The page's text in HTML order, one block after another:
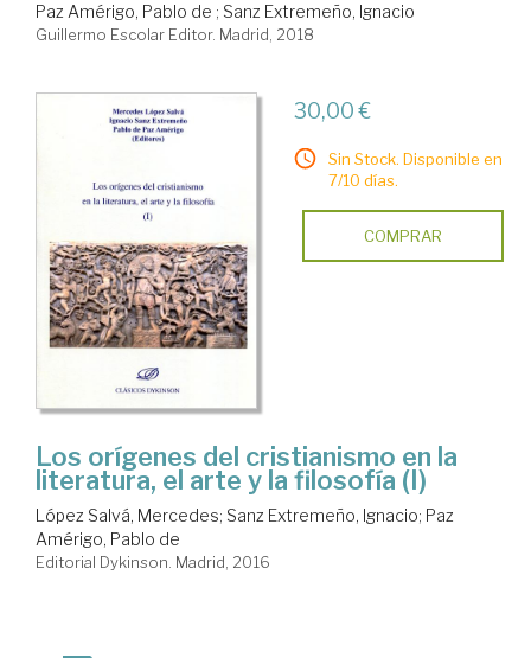
Paz Amérigo, Pablo de ; Sanz Extremeño, Ignacio
Guillermo Escolar Editor. Madrid, 2018
30,00 €
Sin Stock. Disponible en
7/10 días.
COMPRAR
Los orígenes del cristianismo en la
literatura, el arte y la filosofía (I)
López Salvá, Mercedes; Sanz Extremeño, Ignacio; Paz
Amérigo, Pablo de
Editorial Dykinson. Madrid, 2016